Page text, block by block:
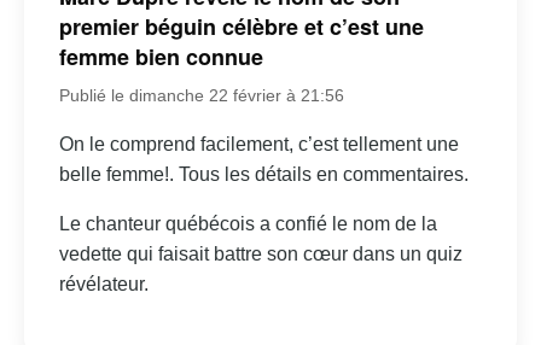
premier béguin célèbre et c’est une
femme bien connue
Publié le dimanche 22 février à 21:56
On le comprend facilement, c’est tellement une
belle femme!. Tous les détails en commentaires.
Le chanteur québécois a confié le nom de la
vedette qui faisait battre son cœur dans un quiz
révélateur.